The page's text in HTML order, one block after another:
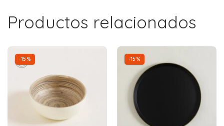
Productos relacionados
-15% -15%